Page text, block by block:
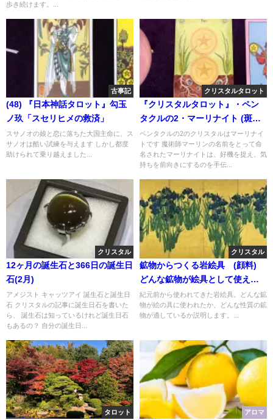
歩き続けます。...
古事記
(48) 『日本神話タロット』勾玉
ノ玖「スセリヒメの救済」
スサノオの娘と恋に落ちた大国主命に、ス
サノオは酷い試練を与えます しかし都度
助けられて乗り越えました...
クリスタルタロット
『クリスタルタロット』・ペン
タクルの2・マーリナイト (斑レ
イ岩)
ペンタクルの2のクリスタルはマーリナイ
トです 魔術師マーリンの名前をとって命
名されたマーリナイトは、好機を捉え、気
持ちを前向きにするのを手伝...
クリスタル
12ヶ月の誕生石と366日の誕生日
石(2月)
アメジスト キャッツアイ 誕生石と誕生日
石 クリスタルの記事に誕生日石を書いた
ら、 誕生石は知っているけれど誕生日石
もあるの？ 自分の誕生日...
クリスタル
鉱物からつくる岩絵具 (顔料)
どんな鉱物が絵具として使える
か
紀元前から使われてきた岩絵具。どんな鉱
物が絵の具に使われたか、どんな性質の鉱
物が適しているか説明します。...
タロット アロマ